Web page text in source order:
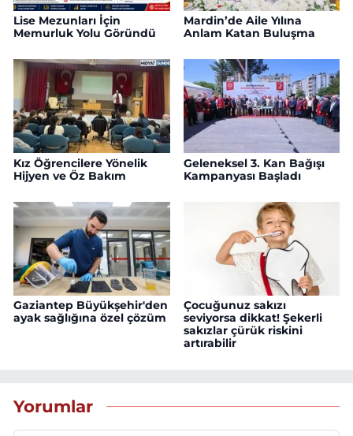
Lise Mezunları İçin
Memurluk Yolu Göründü
Mardin’de Aile Yılına
Anlam Katan Buluşma
Kız Öğrencilere Yönelik
Hijyen ve Öz Bakım
Geleneksel 3. Kan Bağışı
Kampanyası Başladı
Gaziantep Büyükşehir'den
ayak sağlığına özel çözüm
Çocuğunuz sakızı
seviyorsa dikkat! Şekerli
sakızlar çürük riskini
artırabilir
Yorumlar